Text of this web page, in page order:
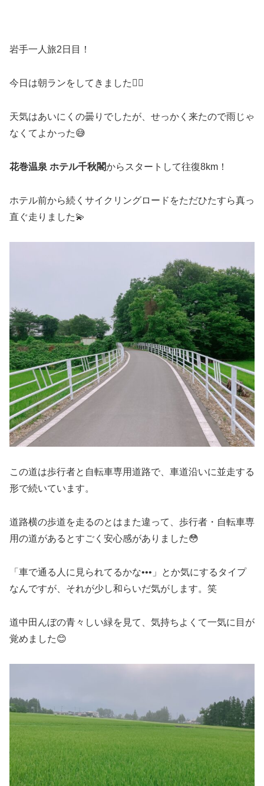
岩手一人旅2日目！
今日は朝ランをしてきました🏃‍♀️
天気はあいにくの曇りでしたが、せっかく来たので雨じゃ
なくてよかった😅
花巻温泉 ホテル千秋閣からスタートして往復8km！
ホテル前から続くサイクリングロードをただひたすら真っ
直ぐ走りました💫
この道は歩行者と自転車専用道路で、車道沿いに並走する
形で続いています。
道路横の歩道を走るのとはまた違って、歩行者・自転車専
用の道があるとすごく安心感がありました😳
「車で通る人に見られてるかな•••」とか気にするタイプ
なんですが、それが少し和らいだ気がします。笑
道中田んぼの青々しい緑を見て、気持ちよくて一気に目が
覚めました😊